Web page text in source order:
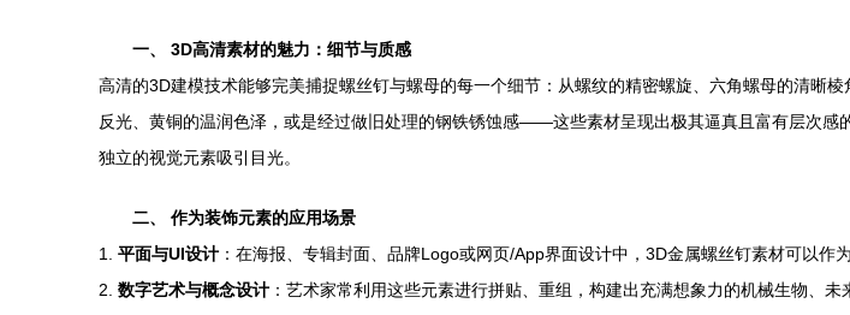
一、 3D高清素材的魅力：细节与质感
高清的3D建模技术能够完美捕捉螺丝钉与螺母的每一个细节：从螺纹的精密螺旋、六角螺母的清
反光、黄铜的温润色泽，或是经过做旧处理的钢铁锈蚀感——这些素材呈现出极其逼真且富有层次
独立的视觉元素吸引目光。
二、 作为装饰元素的应用场景
1. 平面与UI设计 ：在海报、专辑封面、品牌Logo或网页/App界面设计中，3D金属螺丝钉素材可以
2. 数字艺术与概念设计 ：艺术家常利用这些元素进行拼贴、重组，构建出充满想象力的机械生物、